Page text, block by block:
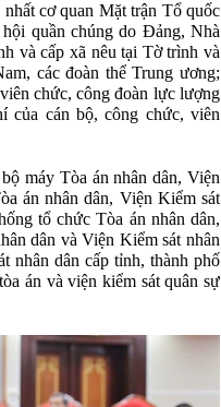
cơ quan Mặt trận Tổ quốc
quần chúng do Đảng, Nhà
và cấp xã nêu tại Tờ trình và
các đoàn thể Trung ương;
chức, công đoàn lực lượng
của cán bộ, công chức, viên
máy Tòa án nhân dân, Viện
án nhân dân, Viện Kiểm sát
tổ chức Tòa án nhân dân,
dân và Viện Kiểm sát nhân
nhân dân cấp tỉnh, thành phố
án và viện kiểm sát quân sự